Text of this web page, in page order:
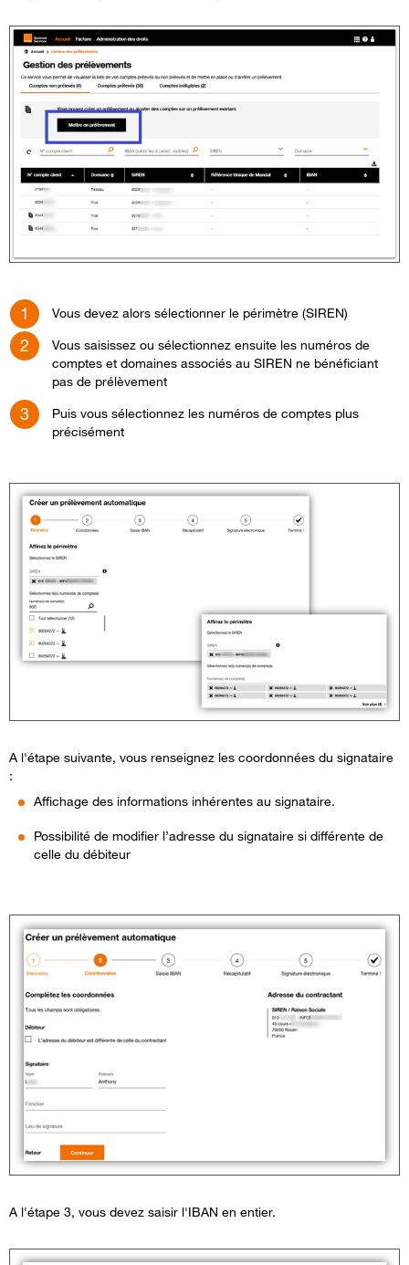
Vous devez alors sélectionner le périmètre (SIREN)
Vous saisissez ou sélectionnez ensuite les numéros de
comptes et domaines associés au SIREN ne bénéficiant
pas de prélèvement
Puis vous sélectionnez les numéros de comptes plus
précisément
A l'étape suivante, vous renseignez les coordonnées du signataire
:
Affichage des informations inhérentes au signataire.
Possibilité de modifier l’adresse du signataire si différente de
celle du débiteur
A l'étape 3, vous devez saisir l'IBAN en entier.